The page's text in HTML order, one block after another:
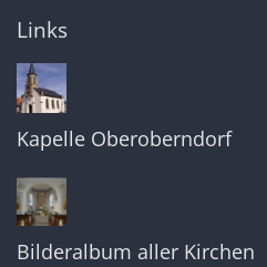
Links
Kapelle Oberoberndorf
Bilderalbum aller Kirchen